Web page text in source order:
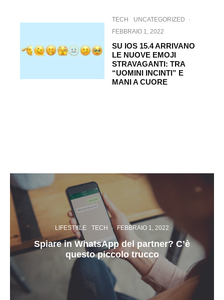
TECH UNCATEGORIZED
·
FEBBRAIO 1, 2022
SU IOS 15.4 ARRIVANO
LE NUOVE EMOJI
STRAVAGANTI: TRA
“UOMINI INCINTI” E
MANI A CUORE
LIFESTYLE TECH · FEBBRAIO 1, 2022
Spiare in WhatsApp del partner? C’è
questo piccolo trucco